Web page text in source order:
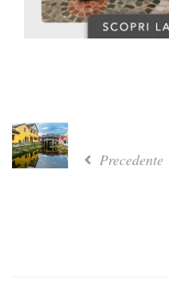
Precedente